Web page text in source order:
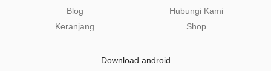
Blog
Keranjang
Hubungi Kami
Shop
Download android